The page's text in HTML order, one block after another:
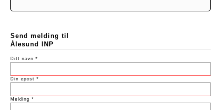
Send melding til
Ålesund INP
Ditt navn *
Din epost *
Melding *